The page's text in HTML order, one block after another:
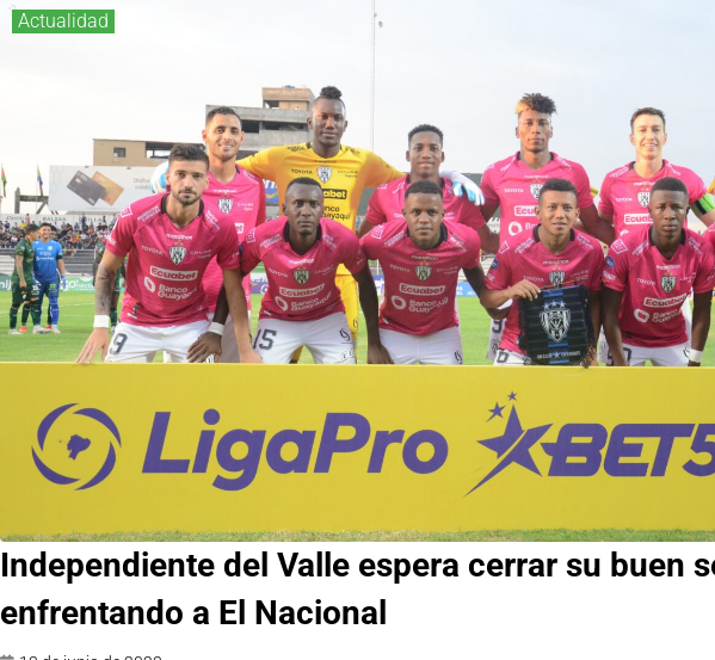
Actualidad
Independiente del Valle espera cerrar su buen
enfrentando a El Nacional